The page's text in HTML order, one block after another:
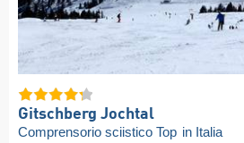
Gitschberg Jochtal
Comprensorio sciistico Top in Italia